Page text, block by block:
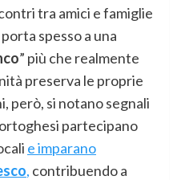
tra amici e famiglie
spesso a una
” più che realmente
preserva le proprie
però, si notano segnali
partecipano
e imparano
, contribuendo a